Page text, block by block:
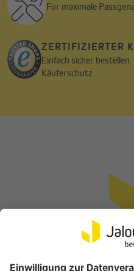
Für maximale
ZERTIFIZIERTER
Einfach sicher
Käuferschutz.